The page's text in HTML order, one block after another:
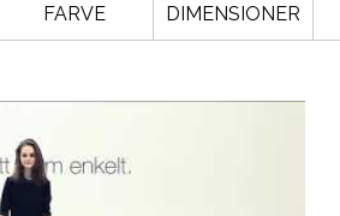
FARVE DIMENSIONER